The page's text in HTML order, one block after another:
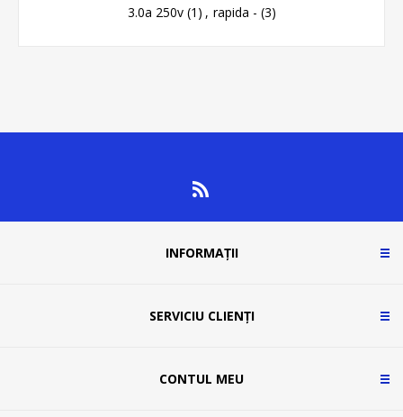
3.0a 250v (1) , rapida - (3)
INFORMAȚII
SERVICIU CLIENȚI
CONTUL MEU